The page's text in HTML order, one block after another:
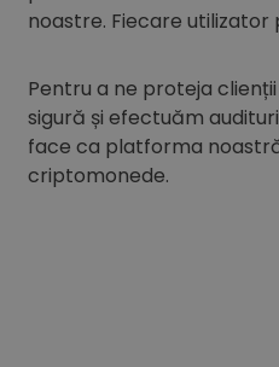
noastre. Fiecare
Pentru a ne proteja
sigură și efectuăm
face ca platforma
criptomonede.